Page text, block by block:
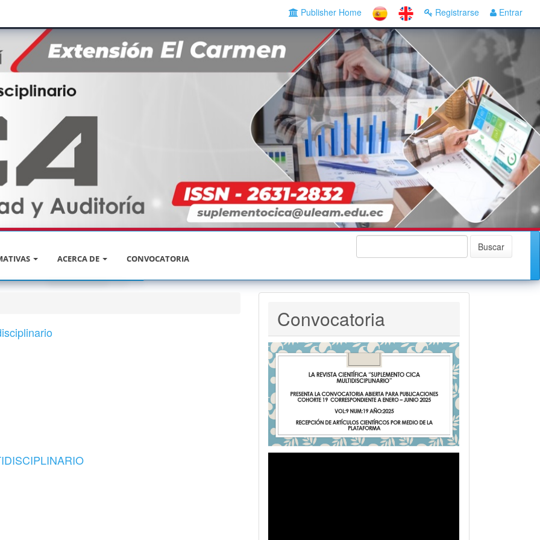
Publisher Home Registrarse Entrar
de preocupaciones
publicación
de preservación
ACERCA DE CONVOCATORIA
Buscar
Convocatoria
Convocatoria